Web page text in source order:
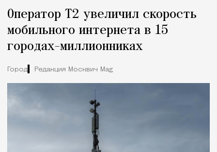
Оператор Т2 увеличил скорость
мобильного интернета в 15
городах-миллионниках
Город Редакция Москвич Mag